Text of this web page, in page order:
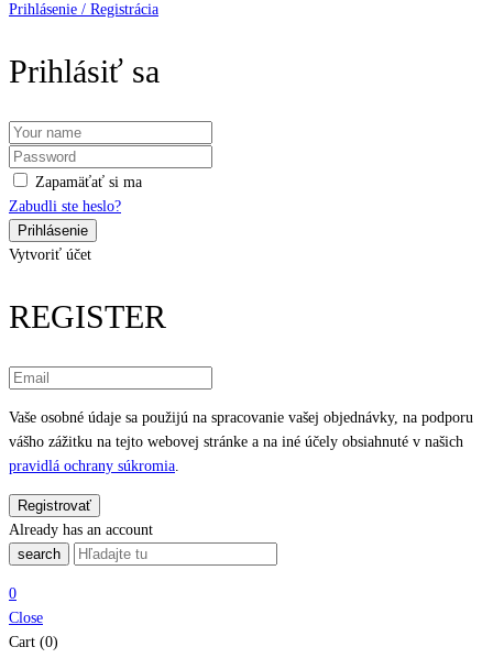
Prihlásenie / Registrácia
Prihlásiť sa
Zapamäťať si ma
Zabudli ste heslo?
Vytvoriť účet
REGISTER
Vaše osobné údaje sa použijú na spracovanie vašej objednávky, na podporu
vášho zážitku na tejto webovej stránke a na iné účely obsiahnuté v našich
pravidlá ochrany súkromia
Already has an account
search
0
Close
Cart (0)